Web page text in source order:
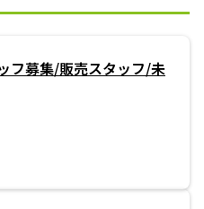
フ募集/販売スタッフ/未